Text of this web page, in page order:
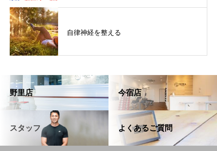
自律神経を整える
野里店 今宿店
スタッフ よくあるご質問